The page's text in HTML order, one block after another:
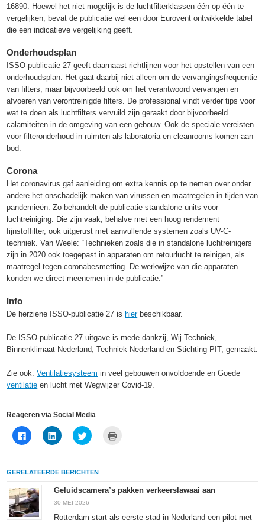
16890. Hoewel het niet mogelijk is de luchtfilterklassen één op één te
vergelijken, bevat de publicatie wel een door Eurovent ontwikkelde tabel
die een indicatieve vergelijking geeft.
Onderhoudsplan
ISSO-publicatie 27 geeft daarnaast richtlijnen voor het opstellen van een
onderhoudsplan. Het gaat daarbij niet alleen om de vervangingsfrequentie
van filters, maar bijvoorbeeld ook om het verantwoord vervangen en
afvoeren van verontreinigde filters. De professional vindt verder tips voor
wat te doen als luchtfilters vervuild zijn geraakt door bijvoorbeeld
calamiteiten in de omgeving van een gebouw. Ook de speciale vereisten
voor filteronderhoud in ruimten als laboratoria en cleanrooms komen aan
bod.
Corona
Het coronavirus gaf aanleiding om extra kennis op te nemen over onder
andere het onschadelijk maken van virussen en maatregelen in tijden van
pandemieën. Zo behandelt de publicatie standalone units voor
luchtreiniging. Die zijn vaak, behalve met een hoog rendement
fijnstoffilter, ook uitgerust met aanvullende systemen zoals UV-C-
techniek. Van Weele: “Technieken zoals die in standalone luchtreinigers
zijn in 2020 ook toegepast in apparaten om retourlucht te reinigen, als
maatregel tegen coronabesmetting. De werkwijze van die apparaten
konden we direct meenemen in de publicatie.”
Info
De herziene ISSO-publicatie 27 is hierbeschikbaar.
De ISSO-publicatie 27 uitgave is mede dankzij, Wij Techniek,
Binnenklimaat Nederland, Techniek Nederland en Stichting PIT, gemaakt.
Zie ook:Ventilatiesysteem in veel gebouwen onvoldoende en Goede
ventilatie en lucht met Wegwijzer Covid-19.
Reageren via Social Media
Klik
om
Facebook
(Wordt
een
nieuw
venster
geopend)
Klik
om
delen
(Wordt
een
venster
Klik
om
Twitter
(Wordt
een
venster
nieuw
venster
GERELATEERDE BERICHTEN
Geluidscamera’s pakken verkeerslawaai aan
30 MEI 2026
Rotterdam start als eerste stad in Nederland een pilot met